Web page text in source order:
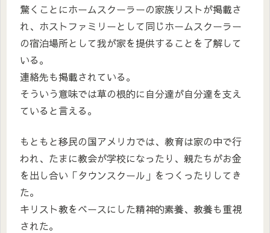
驚くことにホームスクーラーの家族リストが掲載さ
れ、ホストファミリーとして同じホームスクーラー
の宿泊場所として我が家を提供することを了解して
いる。
連絡先も掲載されている。
そういう意味では草の根的に自分達が自分達を支え
ていると言える。
もともと移民の国アメリカでは、教育は家の中で行
われ、たまに教会が学校になったり、親たちがお金
を出し合い「タウンスクール」をつくったりしてき
た。
キリスト教をベースにした精神的素養、教養も重視
された。